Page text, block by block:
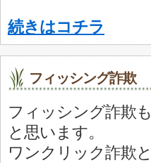
続きはコチラ
フィッシング詐欺
フィッシング詐欺
と思います。
ワンクリック詐欺